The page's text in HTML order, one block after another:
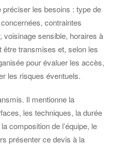
préciser les besoins : type de
contraintes
voisinage sensible, horaires à
transmises et, selon les
pour évaluer les accès,
les risques éventuels.
Il mentionne la
les techniques, la durée
composition de l’équipe, le
présenter ce devis à la